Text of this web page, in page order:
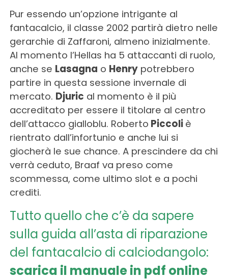
Pur essendo un’opzione intrigante al
fantacalcio, il classe 2002 partirà dietro nelle
gerarchie di Zaffaroni, almeno inizialmente.
Al momento l’Hellas ha 5 attaccanti di ruolo,
anche se Lasagna o Henrypotrebbero
partire in questa sessione invernale di
mercato. Djuric al momento è il più
accreditato per essere il titolare al centro
dell’attacco gialloblu. Roberto Piccoli è
rientrato dall’infortunio e anche lui si
giocherà le sue chance. A prescindere da chi
verrà ceduto, Braaf va preso come
scommessa, come ultimo slot e a pochi
crediti.
Tutto quello che c’è da sapere
sulla guida all’asta di riparazione
del fantacalcio di calciodangolo:
scarica il manuale in pdf online